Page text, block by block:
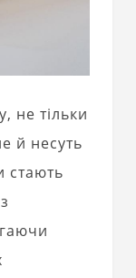
не тільки
й несуть
стають